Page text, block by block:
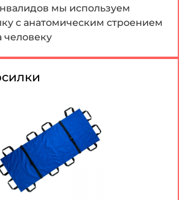
мы используем
с анатомическим строением
человеку